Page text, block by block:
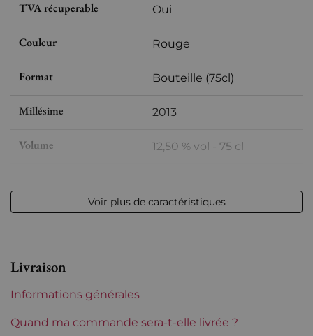
TVA récuperable Oui
Couleur Rouge
Format Bouteille (75cl)
Millésime 2013
Volume 12,50 % vol - 75 cl
Niveau Parfait
Maturité À garder
Voir plus de caractéristiques
Livraison
Informations générales
Quand ma commande sera-t-elle livrée ?